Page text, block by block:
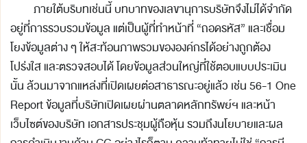
ภายใต้บริบทเช่นนี้ บทบาทของเลขานุการบริษัทจึงไม่ได้จำกัด
อยู่ที่การรวบรวมข้อมูล แต่เป็นผู้ที่ทำหน้าที่ “ถอดรหัส” และเชื่อม
โยงข้อมูลต่าง ๆ ให้สะท้อนภาพรวมขององค์กรได้อย่างถูกต้อง
โปร่งใส และตรวจสอบได้ โดยข้อมูลส่วนใหญ่ที่ใช้ตอบแบบประเมิน
นั้น ล้วนมาจากแหล่งที่เปิดเผยต่อสาธารณะอยู่แล้ว เช่น 56-1 One
Report ข้อมูลที่บริษัทเปิดเผยผ่านตลาดหลักทรัพย์ฯ และหน้า
เว็บไซต์ของบริษัท เอกสารประชุมผู้ถือหุ้น รวมถึงนโยบายและผล